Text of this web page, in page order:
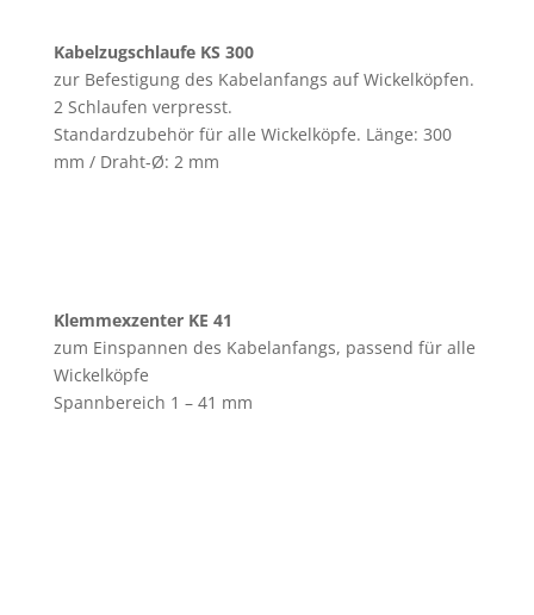
Kabelzugschlaufe KS 300
zur Befestigung des Kabelanfangs auf Wickelköpfen.
2 Schlaufen verpresst.
Standardzubehör für alle Wickelköpfe. Länge: 300
mm / Draht-Ø: 2 mm
Klemmexzenter KE 41
zum Einspannen des Kabelanfangs, passend für alle
Wickelköpfe
Spannbereich 1 – 41 mm